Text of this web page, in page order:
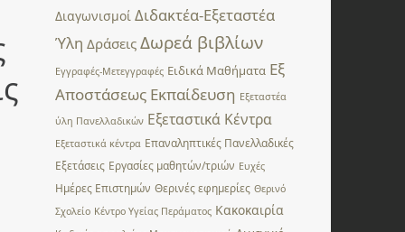
Διαγωνισμοί Διδακτέα-Εξεταστέα
Ύλη Δράσεις Δωρεά βιβλίων
Εγγραφές-Μετεγγραφές Ειδικά Μαθήματα Εξ
Αποστάσεως Εκπαίδευση Εξεταστέα
ύλη Πανελλαδικών Εξεταστικά Κέντρα
Εξεταστικά κέντρα Επαναληπτικές Πανελλαδικές
Εξετάσεις Εργασίες μαθητών/τριών Ευχές
Ημέρες Επιστημών Θερινές εφημερίες Θερινό
Σχολείο Κέντρο Υγείας Περάματος Κακοκαιρία